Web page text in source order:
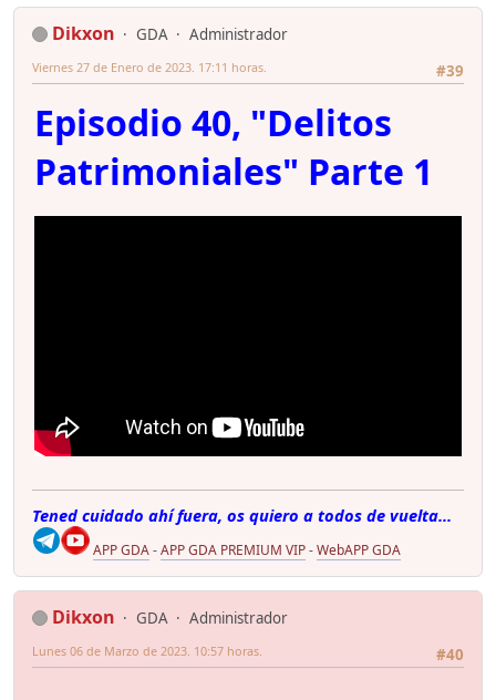
Dikxon GDA
Administrador
#39
Viernes 27 de Enero de 2023. 17:11 horas.
Episodio 40, "Delitos
Patrimoniales" Parte 1
Tened cuidado ahí fuera, os quiero a todos de vuelta...
APP GDA-APP GDA PREMIUM VIP-WebAPP GDA
Dikxon GDA
Administrador
#40
Lunes 06 de Marzo de 2023. 10:57 horas.